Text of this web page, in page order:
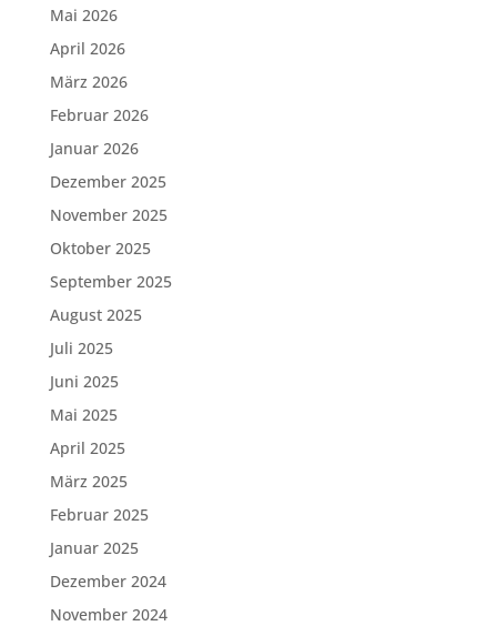
Mai 2026
April 2026
März 2026
Februar 2026
Januar 2026
Dezember 2025
November 2025
Oktober 2025
September 2025
August 2025
Juli 2025
Juni 2025
Mai 2025
April 2025
März 2025
Februar 2025
Januar 2025
Dezember 2024
November 2024